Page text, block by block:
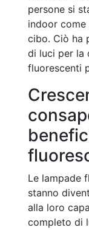
persone si
indoor
cibo. Ciò ha
di luci per la
fluorescenti
Le lampade
stanno
alla loro
completo di